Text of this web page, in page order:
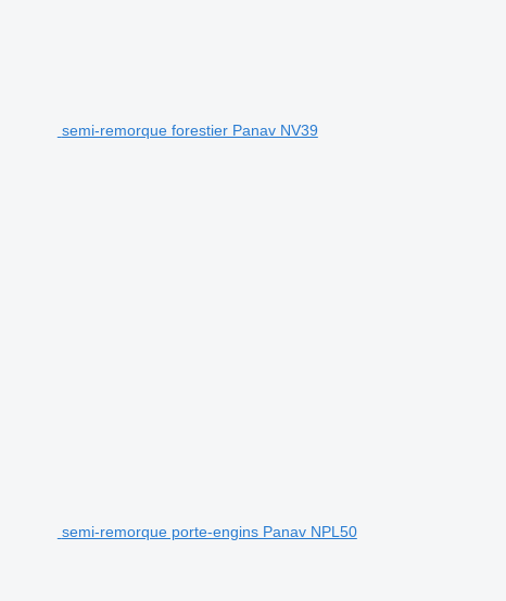
semi-remorque forestier Panav NV39
semi-remorque porte-engins Panav NPL50